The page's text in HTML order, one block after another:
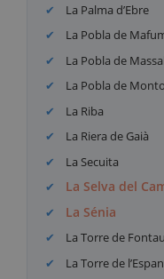
La Palma d’Ebre
La Pobla de
La Pobla de
La Pobla de
La Riba
La Riera de Gaià
La Secuita
La Selva del
La Sénia
La Torre de
La Torre de